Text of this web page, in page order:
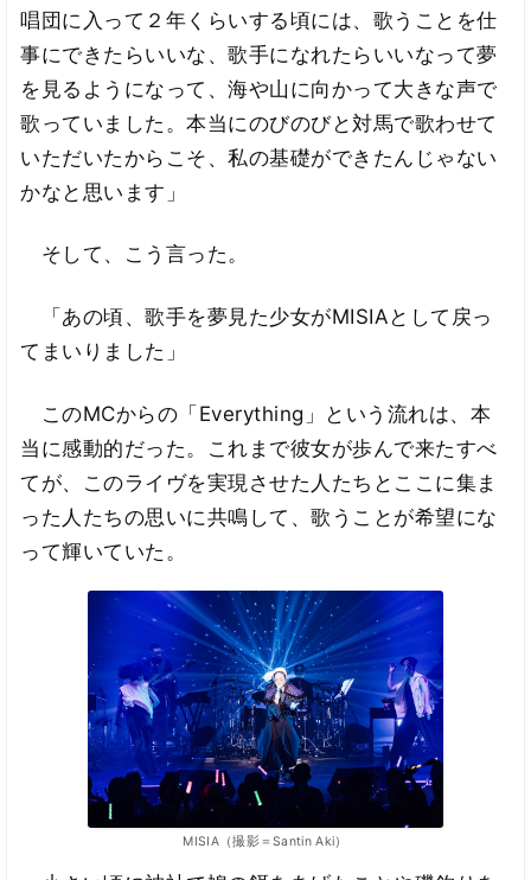
唱団に入って２年くらいする頃には、歌うことを仕
事にできたらいいな、歌手になれたらいいなって夢
を見るようになって、海や山に向かって大きな声で
歌っていました。本当にのびのびと対馬で歌わせて
いただいたからこそ、私の基礎ができたんじゃない
かなと思います」
そして、こう言った。
「あの頃、歌手を夢見た少女がMISIAとして戻っ
てまいりました」
このMCからの「Everything」という流れは、本
当に感動的だった。これまで彼女が歩んで来たすべ
てが、このライヴを実現させた人たちとここに集ま
った人たちの思いに共鳴して、歌うことが希望にな
って輝いていた。
MISIA（撮影＝Santin Aki）